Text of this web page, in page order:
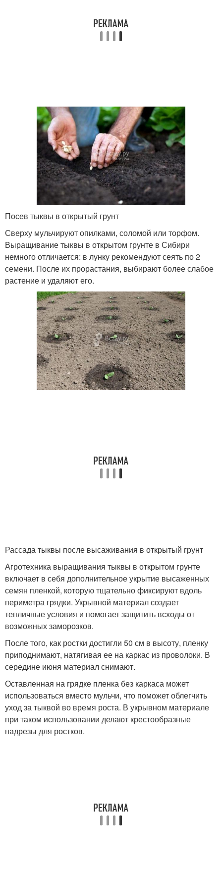
Посев тыквы в открытый грунт
Сверху мульчируют опилками, соломой или торфом.
Выращивание тыквы в открытом грунте в Сибири
немного отличается: в лунку рекомендуют сеять по 2
семени. После их прорастания, выбирают более слабое
растение и удаляют его.
Рассада тыквы после высаживания в открытый грунт
Агротехника выращивания тыквы в открытом грунте
включает в себя дополнительное укрытие высаженных
семян пленкой, которую тщательно фиксируют вдоль
периметра грядки. Укрывной материал создает
тепличные условия и помогает защитить всходы от
возможных заморозков.
После того, как ростки достигли 50 см в высоту, пленку
приподнимают, натягивая ее на каркас из проволоки. В
середине июня материал снимают.
Оставленная на грядке пленка без каркаса может
использоваться вместо мульчи, что поможет облегчить
уход за тыквой во время роста. В укрывном материале
при таком использовании делают крестообразные
надрезы для ростков.